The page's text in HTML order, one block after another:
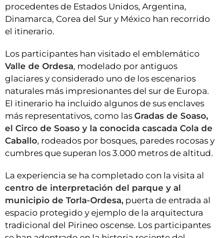
procedentes de Estados Unidos, Argentina,
Dinamarca, Corea del Sur y México han recorrido
el itinerario.
Los participantes han visitado el emblemático
Valle de Ordesa, modelado por antiguos
glaciares y considerado uno de los escenarios
naturales más impresionantes del sur de Europa.
El itinerario ha incluido algunos de sus enclaves
más representativos, como las Gradas de Soaso,
el Circo de Soaso y la conocida cascada Cola de
Caballo, rodeados por bosques, paredes rocosas y
cumbres que superan los 3.000 metros de altitud.
La experiencia se ha completado con la visita al
centro de interpretación del parque y al
municipio de Torla-Ordesa, puerta de entrada al
espacio protegido y ejemplo de la arquitectura
tradicional del Pirineo oscense. Los participantes